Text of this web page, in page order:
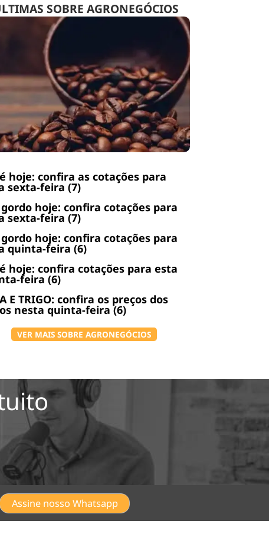
SOBRE AGRONEGÓCIOS
hoje: confira as cotações para
sexta-feira (7)
hoje: confira cotações para
sexta-feira (7)
hoje: confira cotações para
quinta-feira (6)
hoje: confira cotações para esta
feira (6)
E TRIGO: confira os preços dos
nesta quinta-feira (6)
VER MAIS SOBRE AGRONEGÓCIOS
Assine nosso Whatsapp